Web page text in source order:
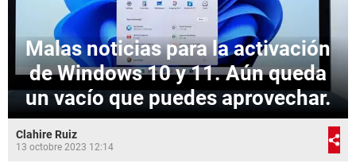
Malas noticias para la activación
de Windows 10 y 11. Aún queda
un vacío que puedes aprovechar.
Clahire Ruiz
13 octobre 2023 12:14